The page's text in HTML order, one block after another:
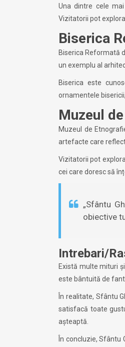
Una dintre cele
Vizitatorii pot
Biserica
Biserica Reformată
un exemplu al
Biserica este
ornamentele
Muzeul
Muzeul de
artefacte care
Vizitatorii pot
cei care doresc să
„Sfântu
obiective
Intrebari/
Există multe mituri
este bântuită de
În realitate, Sfântu
satisfacă toate
așteaptă.
În concluzie, Sfântu